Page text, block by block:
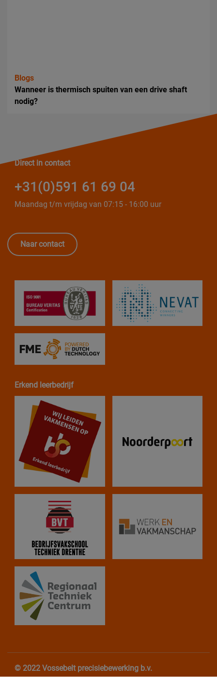
Blogs
Wanneer is thermisch spuiten van een drive shaft
nodig?
Direct in contact
+31(0)591 61 69 04
Maandag t/m vrijdag van 07:15 - 16:00 uur
Naar contact
Erkend leerbedrijf
© 2022 Vossebelt precisiebewerking b.v.
Algemene Voorwaarden